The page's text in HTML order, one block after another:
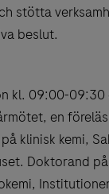
stötta
beslut.
kl. 09:00-09:30
en
klinisk kemi,
Doktorand